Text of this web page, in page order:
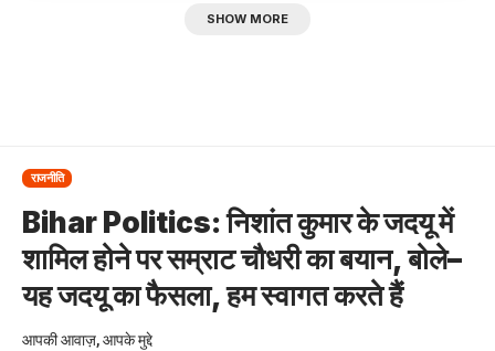
SHOW MORE
राजनीति
Bihar Politics: निशांत कुमार के जदयू में
शामिल होने पर सम्राट चौधरी का बयान, बोले–
यह जदयू का फैसला, हम स्वागत करते हैं
आपकी आवाज़, आपके मुद्दे